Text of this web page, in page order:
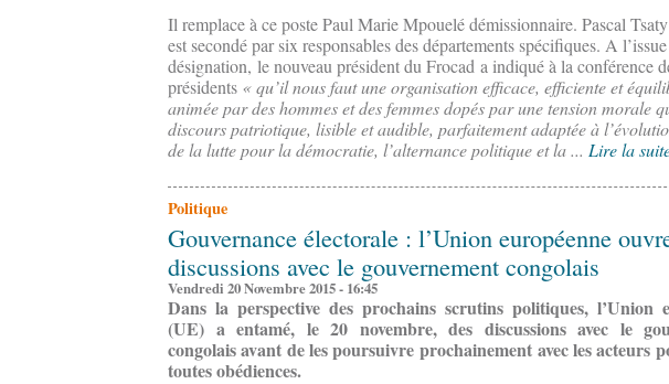
Il remplace à ce poste Paul Marie Mpouelé démissionnaire. Pascal
est secondé par six responsables des départements spécifiques. A
désignation, le nouveau président du Frocad a indiqué à la conférence
présidents « qu’il nous faut une organisation efficace, efficiente et
animée par des hommes et des femmes dopés par une tension morale
discours patriotique, lisible et audible, parfaitement adaptée à
de la lutte pour la démocratie, l’alternance politique et la ... Lire la
Politique
Gouvernance électorale : l’Union européenne
discussions avec le gouvernement congolais
Vendredi 20 Novembre 2015 - 16:45
Dans la perspective des prochains scrutins politiques, l’Union
(UE) a entamé, le 20 novembre, des discussions avec le
congolais avant de les poursuivre prochainement avec les acteurs
toutes obédiences.